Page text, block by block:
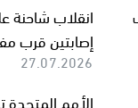
إصابتين قرب
27.07.2026
الأمم